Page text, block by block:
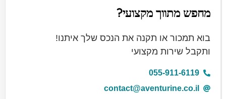
מחפש מתווך מקצועי?
בוא תמכור או תקנה את הנכס שלך איתנו!
ותקבל שירות מקצועי
055-911-6119
contact@aventurine.co.il